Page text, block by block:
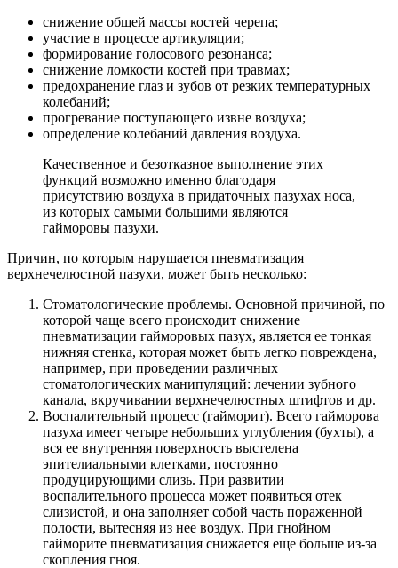
снижение общей массы костей черепа;
участие в процессе артикуляции;
формирование голосового резонанса;
снижение ломкости костей при травмах;
предохранение глаз и зубов от резких температурных
колебаний;
прогревание поступающего извне воздуха;
определение колебаний давления воздуха.
Качественное и безотказное выполнение этих
функций возможно именно благодаря
присутствию воздуха в придаточных пазухах носа,
из которых самыми большими являются
гайморовы пазухи.
Причин, по которым нарушается пневматизация
верхнечелюстной пазухи, может быть несколько:
Стоматологические проблемы. Основной причиной, по
которой чаще всего происходит снижение
пневматизации гайморовых пазух, является ее тонкая
нижняя стенка, которая может быть легко повреждена,
например, при проведении различных
стоматологических манипуляций: лечении зубного
канала, вкручивании верхнечелюстных штифтов и др.
Воспалительный процесс (гайморит). Всего гайморова
пазуха имеет четыре небольших углубления (бухты), а
вся ее внутренняя поверхность выстелена
эпителиальными клетками, постоянно
продуцирующими слизь. При развитии
воспалительного процесса может появиться отек
слизистой, и она заполняет собой часть пораженной
полости, вытесняя из нее воздух. При гнойном
гайморите пневматизация снижается еще больше из-за
скопления гноя.